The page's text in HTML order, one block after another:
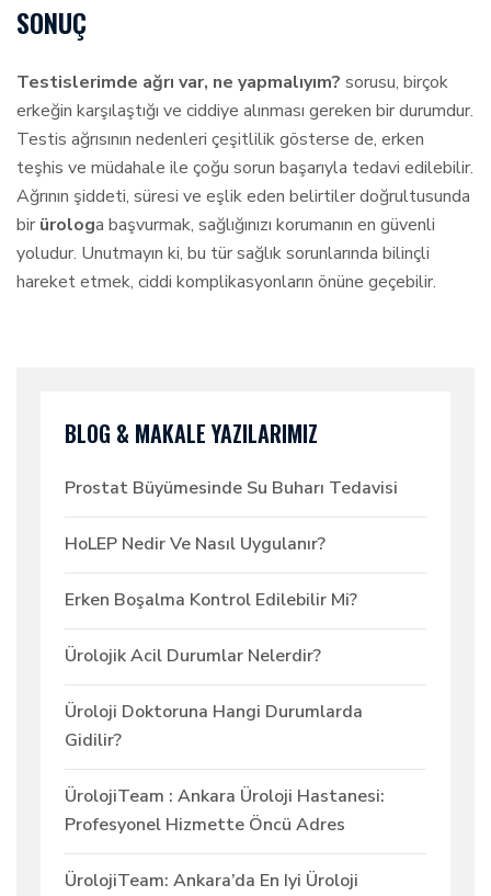
BLOG & MAKALE YAZILARIMIZ
Prostat Büyümesinde Su Buharı Tedavisi
HoLEP Nedir Ve Nasıl Uygulanır?
Erken Boşalma Kontrol Edilebilir Mi?
Ürolojik Acil Durumlar Nelerdir?
Üroloji Doktoruna Hangi Durumlarda
Gidilir?
ÜrolojiTeam : Ankara Üroloji Hastanesi:
Profesyonel Hizmette Öncü Adres
ÜrolojiTeam: Ankara’da En Iyi Üroloji
SONUÇ
Testislerimde ağrı var, ne yapmalıyım? sorusu, birçok
erkeğin karşılaştığı ve ciddiye alınması gereken bir durumdur.
Testis ağrısının nedenleri çeşitlilik gösterse de, erken
teşhis ve müdahale ile çoğu sorun başarıyla tedavi edilebilir.
Ağrının şiddeti, süresi ve eşlik eden belirtiler doğrultusunda
bir ürologa başvurmak, sağlığınızı korumanın en güvenli
yoludur. Unutmayın ki, bu tür sağlık sorunlarında bilinçli
hareket etmek, ciddi komplikasyonların önüne geçebilir.